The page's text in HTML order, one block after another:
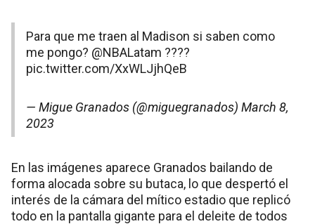
Para que me traen al Madison si saben como
me pongo? @NBALatam ????
pic.twitter.com/XxWLJjhQeB
— Migue Granados (@miguegranados) March 8,
2023
En las imágenes aparece Granados bailando de
forma alocada sobre su butaca, lo que despertó el
interés de la cámara del mítico estadio que replicó
todo en la pantalla gigante para el deleite de todos